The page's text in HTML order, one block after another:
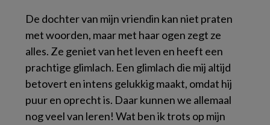
De dochter van mijn vriendin kan niet praten
met woorden, maar met haar ogen zegt ze
alles. Ze geniet van het leven en heeft een
prachtige glimlach. Een glimlach die mij altijd
betovert en intens gelukkig maakt, omdat hij
puur en oprecht is. Daar kunnen we allemaal
nog veel van leren! Wat ben ik trots op mijn